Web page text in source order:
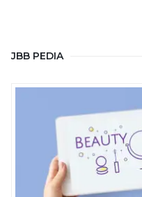
JBB PEDIA